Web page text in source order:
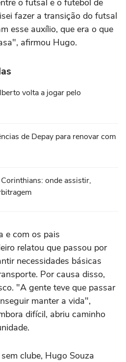
o futsal e o futebol de
fazer a transição do futsal
esse auxílio, que era o que
afirmou Hugo.
volta a jogar pelo
de Depay para renovar com
onde assistir,
e com os pais
relatou que passou por
necessidades básicas
Por causa disso,
"A gente teve que passar
manter a vida",
difícil, abriu caminho
clube, Hugo Souza